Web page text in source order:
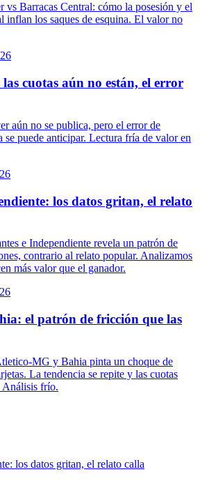
vs Barracas Central: cómo la posesión y el
inflan los saques de esquina. El valor no
cuotas aún no están, el error
aún no se publica, pero el error de
puede anticipar. Lectura fría de valor en
los datos gritan, el relato
e Independiente revela un patrón de
contrario al relato popular. Analizamos
más valor que el ganador.
el patrón de fricción que las
MG y Bahia pinta un choque de
La tendencia se repite y las cuotas
Análisis frío.
los datos gritan, el relato calla